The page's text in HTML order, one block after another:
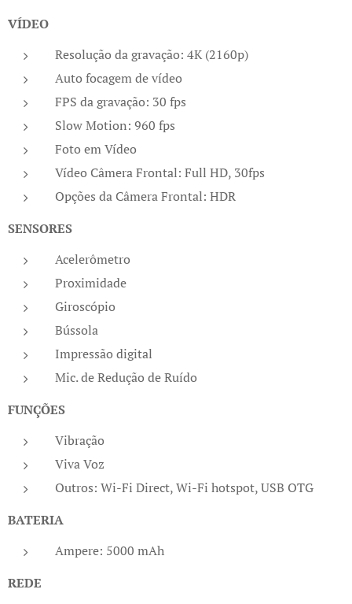
VÍDEO
Resolução da gravação: 4K (2160p)
Auto focagem de vídeo
FPS da gravação: 30 fps
Slow Motion: 960 fps
Foto em Vídeo
Vídeo Câmera Frontal: Full HD, 30fps
Opções da Câmera Frontal: HDR
SENSORES
Acelerômetro
Proximidade
Giroscópio
Bússola
Impressão digital
Mic. de Redução de Ruído
FUNÇÕES
Vibração
Viva Voz
Outros: Wi-Fi Direct, Wi-Fi hotspot, USB OTG
BATERIA
Ampere: 5000 mAh
REDE